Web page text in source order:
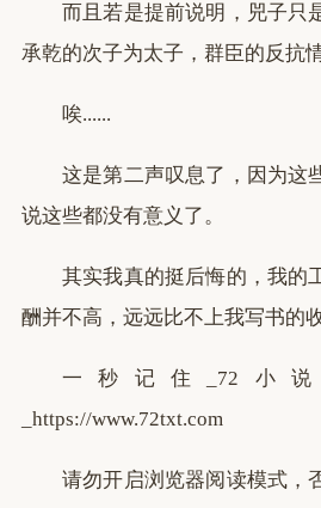
而且若是提前说明，兕子只
承乾的次子为太子，群臣的反抗
唉......
这是第二声叹息了，因为这
说这些都没有意义了。
其实我真的挺后悔的，我的
酬并不高，远远比不上我写书的收
一秒记住_72小
_https://www.72txt.com
请勿开启浏览器阅读模式，